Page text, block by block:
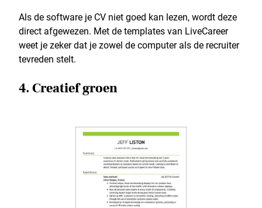
Als de software je CV niet goed kan lezen, wordt deze
direct afgewezen. Met de templates van LiveCareer
weet je zeker dat je zowel de computer als de recruiter
tevreden stelt.
4. Creatief groen